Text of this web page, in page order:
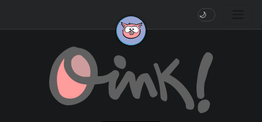
🌙